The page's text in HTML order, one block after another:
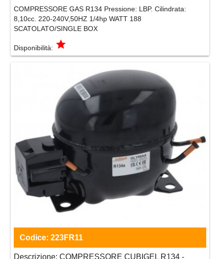
COMPRESSORE GAS R134 Pressione: LBP. Cilindrata:
8,10cc. 220-240V,50HZ 1/4hp WATT 188
SCATOLATO/SINGLE BOX
Disponibilità: grade
Codice: 223FR11
Descrizione: COMPRESSORE CUBIGEL R134 -